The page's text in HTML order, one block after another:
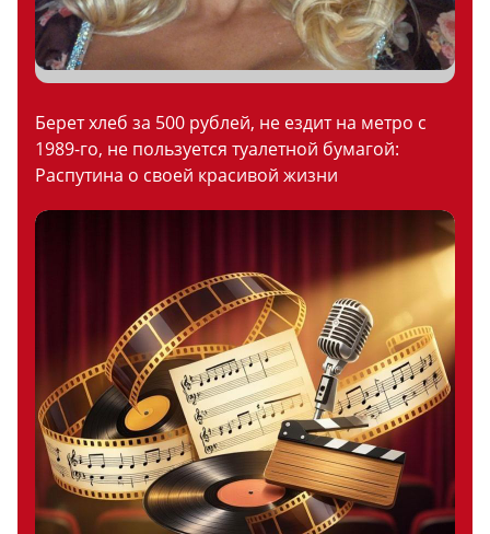
Берет хлеб за 500 рублей, не ездит на метро с
1989-го, не пользуется туалетной бумагой:
Распутина о своей красивой жизни